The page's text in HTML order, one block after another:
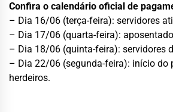
Confira o calendário oficial de
– Dia 16/06 (terça-feira): servidores
– Dia 17/06 (quarta-feira):
– Dia 18/06 (quinta-feira): servidores
– Dia 22/06 (segunda-feira): início do
herdeiros.